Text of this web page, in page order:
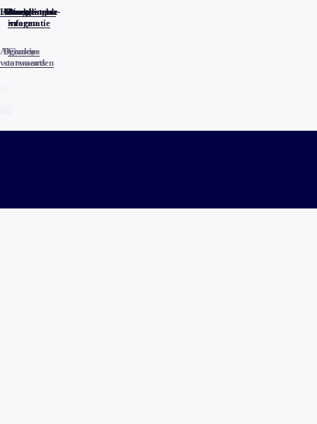
Home
Actueel
Uitzendingen
Reacties
Programma-
informatie
Veelgestelde
vragen
Algemene
voorwaarden
Privacy
statements
Cookies